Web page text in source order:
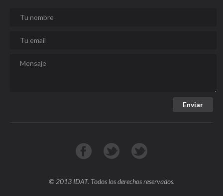
© 2013 IDAT. Todos los derechos reservados.